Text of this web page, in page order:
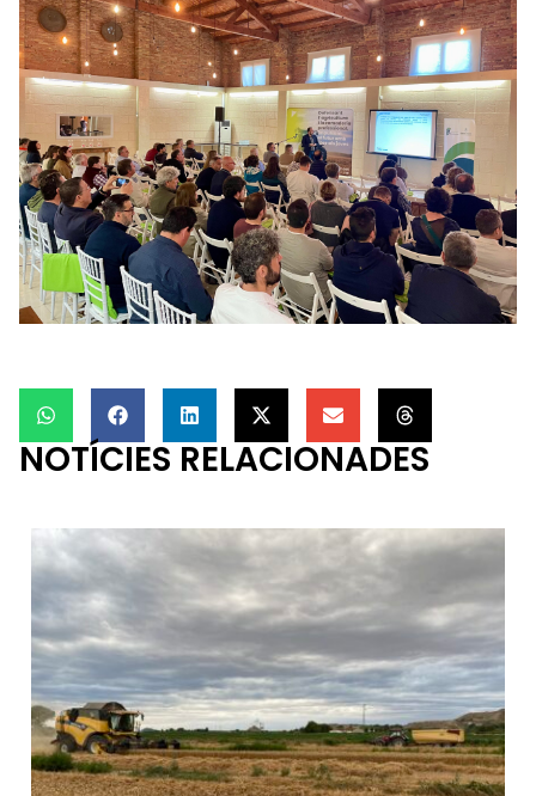
NOTÍCIES RELACIONADES